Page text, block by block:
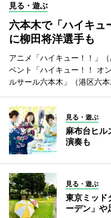
見る・遊ぶ
六本木で「ハイキ
に柳田将洋選手も
アニメ「ハイキュー！！」
ベント「ハイキュー！！ オ
ルサール六本木」（港区六本
見る・遊ぶ
麻布台ヒ
演奏も
見る・遊ぶ
東京ミッ
ーデン」や